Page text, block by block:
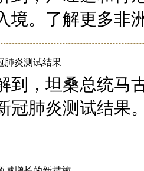
境。了解更多非
肺炎测试结果
到，坦桑总统马
冠肺炎测试结果